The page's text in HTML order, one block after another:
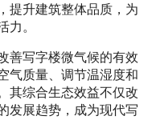
提升建筑整体品质，为
力。
善写字楼微气候的有效
气质量、调节温湿度和
其综合生态效益不仅改
发展趋势，成为现代写